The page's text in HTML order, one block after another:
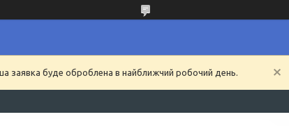
заявка буде оброблена в найближчий робочий день.